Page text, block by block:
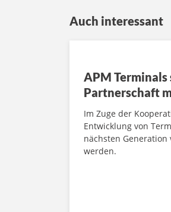
Auch interessant
APM
Partnerschaft
Im Zuge der
Entwicklung von
nächsten
werden.